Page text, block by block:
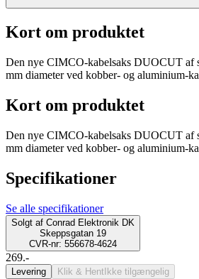
Kort om produktet
Den nye CIMCO-kabelsaks DUOCUT af
mm diameter ved kobber- og aluminium-
Kort om produktet
Den nye CIMCO-kabelsaks DUOCUT af
mm diameter ved kobber- og aluminium-
Specifikationer
Se alle specifikationer
Solgt af Conrad Elektronik DK
Skeppsgatan 19
CVR-nr: 556678-4624
269.-
Levering Klik & Hent Ikke tilgængelig